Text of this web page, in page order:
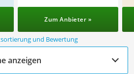
Zum Anbieter »
und Bewertung
anzeigen